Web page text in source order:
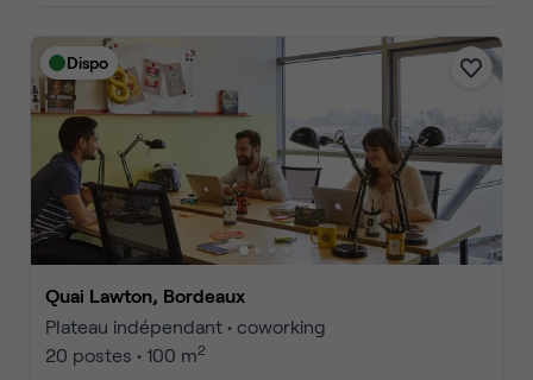
Dispo
Quai Lawton, Bordeaux
Plateau indépendant • coworking
20 postes • 100 m2